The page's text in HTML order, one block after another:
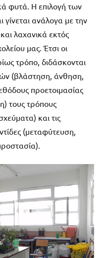
φυτά. Η επιλογή των
γίνεται ανάλογα με την
λαχανικά εκτός
μας. Έτσι οι
τρόπο, διδάσκονται
(βλάστηση, άνθηση,
προετοιμασίας
τους τρόπους
και τις
(μεταφύτευση,